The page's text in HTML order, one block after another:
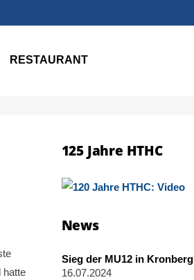
RESTAURANT
hatte
125 Jahre HTHC
News
Sieg der MU12 in Kronberg
16.07.2024